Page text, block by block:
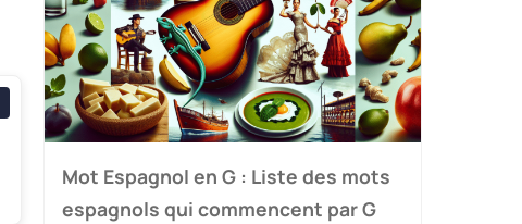
Mot Espagnol en G : Liste des mots
espagnols qui commencent par G